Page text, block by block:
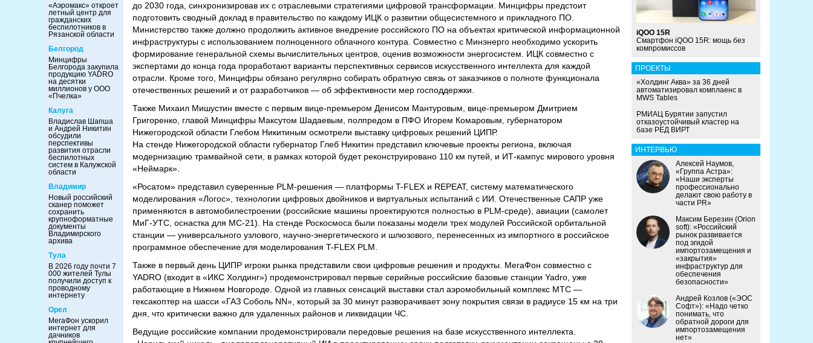
«Аэромакс» откроет
летный центр для
гражданских
беспилотников в
Рязанской области
Белгород
Минцифры
Белгорода закупила
продукцию YADRO
на десятки
миллионов у ООО
«Пчелка»
Калуга
Владислав Шапша
и Андрей Никитин
обсудили
перспективы
развития отрасли
беспилотных
систем в Калужской
области
Владимир
Новый российский
сканер поможет
сохранить
крупноформатные
документы
Владимирского
архива
Тула
В 2026 году почти 7
000 жителей Тулы
получили доступ к
проводному
интернету
Орел
МегаФон ускорил
интернет для
дачников
до 2030 года, синхронизировав их с отраслевыми стратегиями цифровой трансформации. Минцифры предстоит
подготовить сводный доклад в правительство по каждому ИЦК о развитии общесистемного и прикладного ПО.
Министерство также должно продолжить активное внедрение российского ПО на объектах критической информационной
инфраструктуры с использованием полноценного облачного контура. Совместно с Минэнерго необходимо ускорить
формирование генеральной схемы вычислительных центров, оценив возможности энергосистем. ИЦК совместно с
экспертами до конца года проработают варианты перспективных сервисов искусственного интеллекта для каждой
отрасли. Кроме того, Минцифры обязано регулярно собирать обратную связь от заказчиков о полноте функционала
отечественных решений и от разработчиков — об эффективности мер господдержки.
Также Михаил Мишустин вместе с первым вице-премьером Денисом Мантуровым, вице-премьером Дмитрием
Григоренко, главой Минцифры Максутом Шадаевым, полпредом в ПФО Игорем Комаровым, губернатором
Нижегородской области Глебом Никитиным осмотрели выставку цифровых решений ЦИПР.
На стенде Нижегородской области губернатор Глеб Никитин представил ключевые проекты региона, включая
модернизацию трамвайной сети, в рамках которой будет реконструировано 110 км путей, и ИТ-кампус мирового уровня
«Неймарк».
«Росатом» представил суверенные PLM-решения — платформы T-FLEX и REPEAT, систему математического
моделирования «Логос», технологии цифровых двойников и виртуальных испытаний с ИИ. Отечественные САПР уже
применяются в автомобилестроении (российские машины проектируются полностью в PLM-среде), авиации (самолет
МиГ-УТС, оснастка для МС-21). На стенде Роскосмоса были показаны модели трех модулей Российской орбитальной
станции — универсального узлового, научно-энергетического и шлюзового, перенесенных из импортного в российское
программное обеспечение для моделирования T-FLEX PLM.
Также в первый день ЦИПР игроки рынка представили свои цифровые решения и продукты. МегаФон совместно с
YADRO (входит в «ИКС Холдинг») продемонстрировал первые серийные российские базовые станции Yadro, уже
работающие в Нижнем Новгороде. Одной из главных сенсаций выставки стал аэромобильный комплекс МТС —
гексакоптер на шасси «ГАЗ Соболь NN», который за 30 минут разворачивает зону покрытия связи в радиусе 15 км на три
дня, что критически важно для удаленных районов и ликвидации ЧС.
Ведущие российские компании продемонстрировали передовые решения на базе искусственного интеллекта.
iQOO 15R
Смартфон iQOO 15R: мощь без
компромиссов
ПРОЕКТЫ
«Холдинг Аква» за 36 дней
автоматизировал комплаенс в
MWS Tables
РМИАЦ Бурятии запустил
отказоустойчивый кластер на
базе РЕД ВИРТ
ИНТЕРВЬЮ
Алексей Наумов,
«Группа Астра»:
«Наши эксперты
профессионально
делают свою работу в
части PR»
Максим Березин (Orion
soft): «Российский
рынок развивается
под эгидой
импортозамещения и
«закрытия»
инфраструктур для
обеспечения
безопасности»
Андрей Козлов («ЭОС
Софт»): «Надо четко
понимать, что
обратной дороги для
импортозамещения
нет»